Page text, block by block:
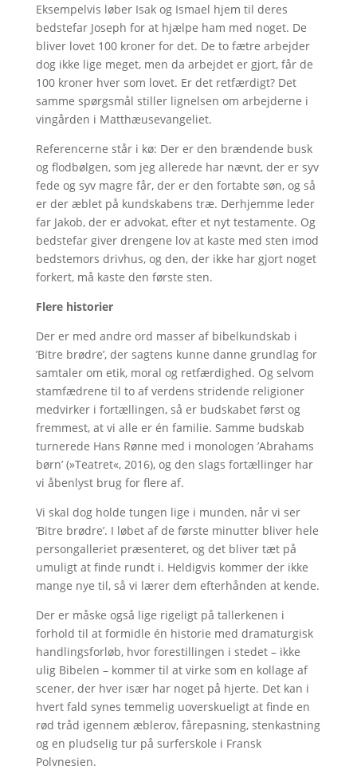
Eksempelvis løber Isak og Ismael hjem til deres
bedstefar Joseph for at hjælpe ham med noget. De
bliver lovet 100 kroner for det. De to fætre arbejder
dog ikke lige meget, men da arbejdet er gjort, får de
100 kroner hver som lovet. Er det retfærdigt? Det
samme spørgsmål stiller lignelsen om arbejderne i
vingården i Matthæusevangeliet.
Referencerne står i kø: Der er den brændende busk
og flodbølgen, som jeg allerede har nævnt, der er syv
fede og syv magre får, der er den fortabte søn, og så
er der æblet på kundskabens træ. Derhjemme leder
far Jakob, der er advokat, efter et nyt testamente. Og
bedstefar giver drengene lov at kaste med sten imod
bedstemors drivhus, og den, der ikke har gjort noget
forkert, må kaste den første sten.
Flere historier
Der er med andre ord masser af bibelkundskab i
’Bitre brødre’, der sagtens kunne danne grundlag for
samtaler om etik, moral og retfærdighed. Og selvom
stamfædrene til to af verdens stridende religioner
medvirker i fortællingen, så er budskabet først og
fremmest, at vi alle er én familie. Samme budskab
turnerede Hans Rønne med i monologen ’Abrahams
børn’ (»Teatret«, 2016), og den slags fortællinger har
vi åbenlyst brug for flere af.
Vi skal dog holde tungen lige i munden, når vi ser
’Bitre brødre’. I løbet af de første minutter bliver hele
persongalleriet præsenteret, og det bliver tæt på
umuligt at finde rundt i. Heldigvis kommer der ikke
mange nye til, så vi lærer dem efterhånden at kende.
Der er måske også lige rigeligt på tallerkenen i
forhold til at formidle én historie med dramaturgisk
handlingsforløb, hvor forestillingen i stedet – ikke
ulig Bibelen – kommer til at virke som en kollage af
scener, der hver især har noget på hjerte. Det kan i
hvert fald synes temmelig uoverskueligt at finde en
rød tråd igennem æblerov, fårepasning, stenkastning
og en pludselig tur på surferskole i Fransk
Polynesien.